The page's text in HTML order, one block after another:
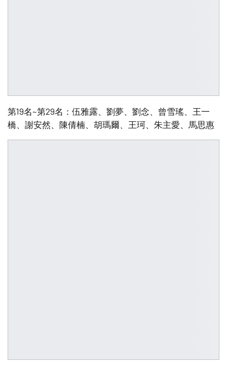
第19名~第29名：伍雅露、劉夢、劉念、曾雪瑤、王一
橋、謝安然、陳倩楠、胡瑪爾、王珂、朱主愛、馬思惠